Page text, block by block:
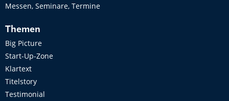
Messen, Seminare, Termine
Themen
Big Picture
Start-Up-Zone
Klartext
Titelstory
Testimonial